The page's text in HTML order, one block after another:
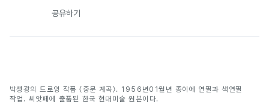
공유하기
박생광의 드로잉 작품 〈중문 계곡〉. 1956년01월년 종이에 연필과 색연필
작업. 씨앗페에 출품된 한국 현대미술 원본이다.